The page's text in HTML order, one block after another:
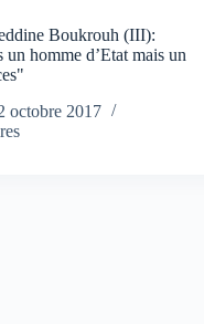
Boukrouh (III):
un homme d’Etat mais un
octobre 2017